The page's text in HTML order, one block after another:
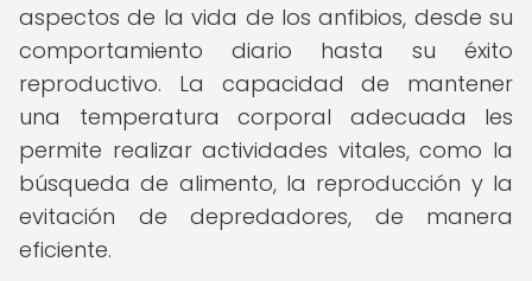
aspectos de la vida de los anfibios, desde su
comportamiento diario hasta su éxito
reproductivo. La capacidad de mantener
una temperatura corporal adecuada les
permite realizar actividades vitales, como la
búsqueda de alimento, la reproducción y la
evitación de depredadores, de manera
eficiente.